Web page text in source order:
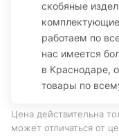
скобяные
работаем по
нас имеется
в Краснодаре,
товары по
Цена действительна
может отличаться от